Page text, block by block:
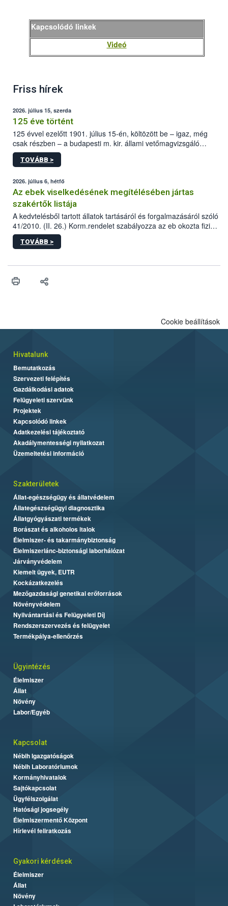
Kapcsolódó linkek
Videó
Friss hírek
2026. július 15, szerda
125 éve történt
125 évvel ezelőtt 1901. július 15-én, költözött be – igaz, még
csak részben – a budapesti m. kir. állami vetőmagvizsgáló
állomás a Kis Rókus utca 15. szám alatti, Czigler Győző által
tervezett új épületébe.
TOVÁBB >
2026. július 6, hétfő
Az ebek viselkedésének megítélésében jártas
szakértők listája
A kedvtelésből tartott állatok tartásáról és forgalmazásáról szóló
41/2010. (II. 26.) Korm.rendelet szabályozza az eb okozta fizikai
sérülés, illetve ennek veszélye keletkezésekor felmerülő
hatósági feladatokat, valamint a veszélyes eb tartását és annak
vonni az ebek viselkedésének megítélésében jártas szakértőt.
TOVÁBB >
Cookie beállítások
Hivatalunk
Bemutatkozás
Szervezeti felépítés
Gazdálkodási adatok
Felügyeleti szervünk
Projektek
Kapcsolódó linkek
Adatkezelési tájékoztató
Akadálymentességi nyilatkozat
Üzemeltetési információ
Szakterületek
Állat-egészségügy és állatvédelem
Állategészségügyi diagnosztika
Állatgyógyászati termékek
Borászat és alkoholos italok
Élelmiszer- és takarmánybiztonság
Élelmiszerlánc-biztonsági laborhálózat
Járványvédelem
Kiemelt ügyek, EUTR
Kockázatkezelés
Mezőgazdasági genetikai erőforrások
Növényvédelem
Nyilvántartási és Felügyeleti Díj
Rendszerszervezés és felügyelet
Termékpálya-ellenőrzés
Ügyintézés
Élelmiszer
Állat
Növény
Labor/Egyéb
Kapcsolat
Nébih Igazgatóságok
Nébih Laboratóriumok
Kormányhivatalok
Sajtókapcsolat
Ügyfélszolgálat
Hatósági jogsegély
Élelmiszermentő Központ
Hírlevél feliratkozás
Gyakori kérdések
Élelmiszer
Állat
Növény